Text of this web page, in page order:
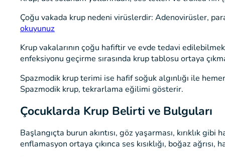
Çoğu vakada krup nedeni virüslerdir: Adenovirüsler,
okuyunuz
Krup vakalarının çoğu hafiftir ve evde tedavi
enfeksiyonu geçirme sırasında krup tablosu ortaya
Spazmodik krup terimi ise hafif soğuk algınlığı ile
Spazmodik krup, tekrarlama eğilimi gösterir.
Çocuklarda Krup Belirti ve Bulguları
Başlangıçta burun akıntısı, göz yaşarması, kırıklık
enflamasyon ortaya çıkınca ses kısıklığı, boğaz